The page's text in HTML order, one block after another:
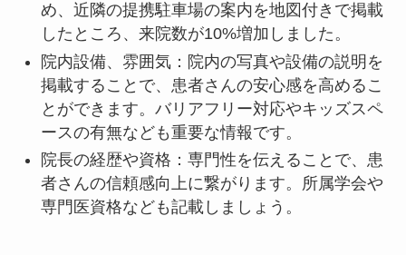
め、近隣の提携駐車場の案内を地図付きで掲載
したところ、来院数が10%増加しました。
院内設備、雰囲気：院内の写真や設備の説明を
掲載することで、患者さんの安心感を高めるこ
とができます。バリアフリー対応やキッズスペ
ースの有無なども重要な情報です。
院長の経歴や資格：専門性を伝えることで、患
者さんの信頼感向上に繋がります。所属学会や
専門医資格なども記載しましょう。